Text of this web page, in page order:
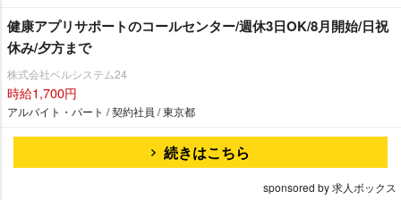
健康アプリサポートのコールセンター/週休3日OK/8月開始/日祝
休み/夕方まで
株式会社ベルシステム24
時給1,700円
アルバイト・パート / 契約社員 / 東京都
続きはこちら
sponsored by 求人ボックス